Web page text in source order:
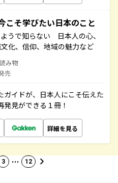
そ学びたい日本のこと
うで知らない 日本人の心、
化、信仰、地域の魅力など
み物
売
ガイドが、日本人にこそ伝えた
見ができる１冊！
詳細を見る
3 … 12